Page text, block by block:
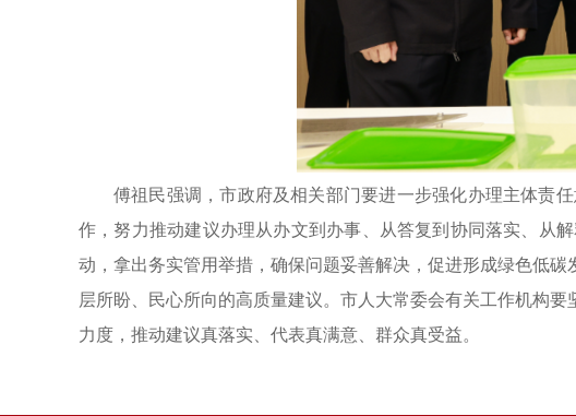
傅祖民强调，市政府及相关部门要进一步强化办理主体责
作，努力推动建议办理从办文到办事、从答复到协同落实、从
动，拿出务实管用举措，确保问题妥善解决，促进形成绿色低
层所盼、民心所向的高质量建议。市人大常委会有关工作机构
力度，推动建议真落实、代表真满意、群众真受益。